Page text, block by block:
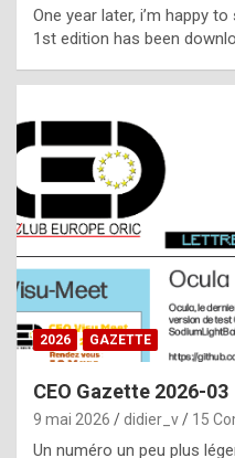
One year later, i’m happy
1st edition has been
2026 GAZETTE
CEO Gazette 2026-03
9 mai 2026 didier_v 15
Un numéro un peu plus